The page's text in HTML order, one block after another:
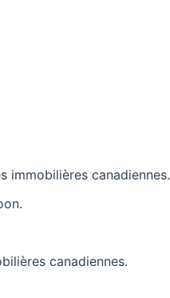
immobilières canadiennes.
canadiennes.